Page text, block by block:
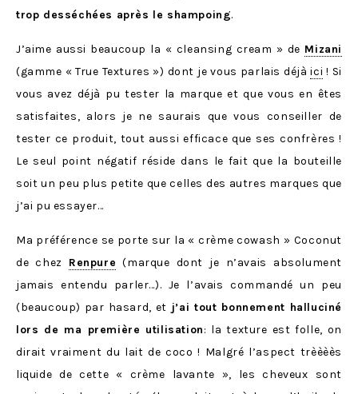
trop desséchées après le shampoing.
J’aime aussi beaucoup la « cleansing cream » de Mizani
(gamme « True Textures ») dont je vous parlais déjàici ! Si
vous avez déjà pu tester la marque et que vous en êtes
satisfaites, alors je ne saurais que vous conseiller de
tester ce produit, tout aussi efficace que ses confrères !
Le seul point négatif réside dans le fait que la bouteille
soit un peu plus petite que celles des autres marques que
j’ai pu essayer…
Ma préférence se porte sur la « crème cowash » Coconut
de chez Renpure (marque dont je n’avais absolument
jamais entendu parler…). Je l’avais commandé un peu
(beaucoup) par hasard, et j’ai tout bonnement halluciné
lors de ma première utilisation: la texture est folle, on
dirait vraiment du lait de coco ! Malgré l’aspect trèèèès
liquide de cette « crème lavante », les cheveux sont